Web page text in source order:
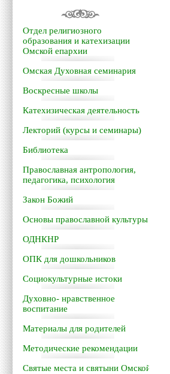
Отдел религиозного
образования и катехизации
Омской епархии
Омская Духовная семинария
Воскресные школы
Катехизическая деятельность
Лекторий (курсы и семинары)
Библиотека
Православная антропология,
педагогика, психология
Закон Божий
Основы православной культуры
ОДНКНР
ОПК для дошкольников
Социокультурные истоки
Духовно- нравственное
воспитание
Материалы для родителей
Методические рекомендации
Святые места и святыни Омской